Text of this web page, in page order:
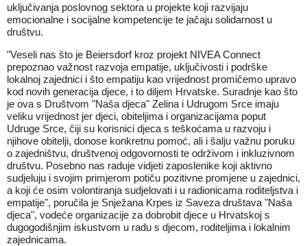
uključivanja poslovnog sektora u projekte koji razvijaju
emocionalne i socijalne kompetencije te jačaju solidarnost u
društvu.
"Veseli nas što je Beiersdorf kroz projekt NIVEA Connect
prepoznao važnost razvoja empatije, uključivosti i podrške
lokalnoj zajednici i što empatiju kao vrijednost promičemo upravo
kod novih generacija djece, i to diljem Hrvatske. Suradnje kao što
je ova s Društvom "Naša djeca" Zelina i Udrugom Srce imaju
veliku vrijednost jer djeci, obiteljima i organizacijama poput
Udruge Srce, čiji su korisnici djeca s teškoćama u razvoju i
njihove obitelji, donose konkretnu pomoć, ali i šalju važnu poruku
o zajedništvu, društvenoj odgovornosti te održivom i inkluzivnom
društvu. Posebno nas raduje vidjeti zaposlenike koji aktivno
sudjeluju i svojim primjerom potiču pozitivne promjene u zajednici,
a koji će osim volontiranja sudjelovati i u radionicama roditeljstva i
empatije", poručila je Snježana Krpes iz Saveza društava "Naša
djeca", vodeće organizacije za dobrobit djece u Hrvatskoj s
dugogodišnjim iskustvom u radu s djecom, roditeljima i lokalnim
zajednicama.